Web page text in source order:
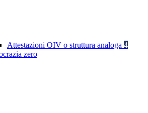
Attestazioni OIV o struttura analoga 4
zero